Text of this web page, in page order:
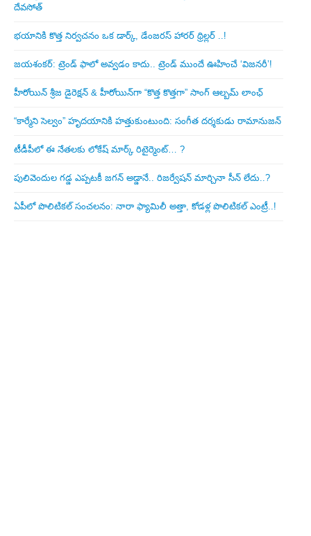
దేవసోత్
భయానికి కొత్త నిర్వచనం ఒక డార్క్, డేంజరస్ హారర్ థ్రిల్లర్ ..!
జయశంకర్: ట్రెండ్‌ ఫాలో అవ్వడం కాదు.. ట్రెండ్‌ ముందే ఊహించే ‘విజనరీ’!
హీరోయిన్ శ్రీజ డైరెక్ష‌న్ & హీరోయిన్‌గా “కొత్త కొత్తగా” సాంగ్ ఆల్బమ్ లాంఛ్
“కార్మేని సెల్వం” హృదయానికి హత్తుకుంటుంది: సంగీత దర్శకుడు రామానుజన్
టీడీపీలో ఈ నేత‌ల‌కు లోకేష్ మార్క్ రిటైర్మెంట్‌… ?
పులివెందుల గ‌డ్డ ఎప్ప‌ట‌కీ జ‌గ‌న్ అడ్డానే.. రిజ‌ర్వేష‌న్ మార్చినా సీన్ లేదు..?
ఏపీలో పొలిటిక‌ల్ సంచ‌ల‌నం: నారా ఫ్యామిలీ అత్తా, కోడ‌ళ్ల పొలిటికల్ ఎంట్రీ..!